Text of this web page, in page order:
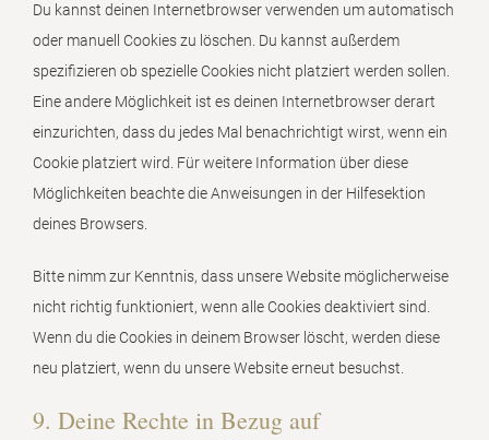
Du kannst deinen Internetbrowser verwenden um automatisch
oder manuell Cookies zu löschen. Du kannst außerdem
spezifizieren ob spezielle Cookies nicht platziert werden sollen.
Eine andere Möglichkeit ist es deinen Internetbrowser derart
einzurichten, dass du jedes Mal benachrichtigt wirst, wenn ein
Cookie platziert wird. Für weitere Information über diese
Möglichkeiten beachte die Anweisungen in der Hilfesektion
deines Browsers.
Bitte nimm zur Kenntnis, dass unsere Website möglicherweise
nicht richtig funktioniert, wenn alle Cookies deaktiviert sind.
Wenn du die Cookies in deinem Browser löscht, werden diese
neu platziert, wenn du unsere Website erneut besuchst.
9. Deine Rechte in Bezug auf